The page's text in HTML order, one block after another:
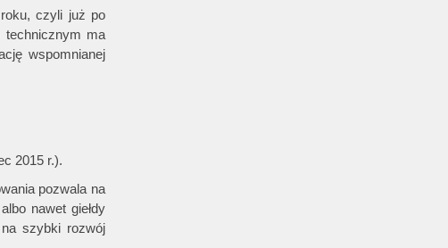
czyli już po
technicznym ma
wspomnianej
2015 r.).
pozwala na
nawet giełdy
na szybki rozwój